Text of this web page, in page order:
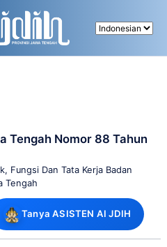
Tengah Nomor 88 Tahun
Fungsi Dan Tata Kerja Badan
Tengah
Tanya ASISTEN AI JDIH